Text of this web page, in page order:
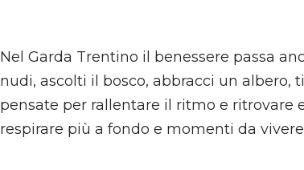
Nel Garda Trentino il benessere passa
nudi, ascolti il bosco, abbracci un albero,
pensate per rallentare il ritmo e ritrovare
respirare più a fondo e momenti da